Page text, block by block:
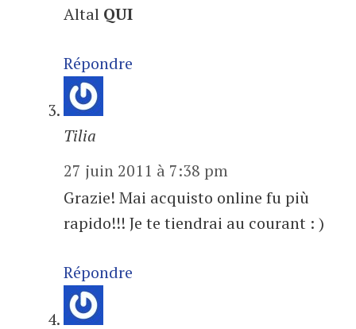
Altal QUI
Répondre
Tilia
27 juin 2011 à 7:38 pm
Grazie! Mai acquisto online fu più
rapido!!! Je te tiendrai au courant : )
Répondre